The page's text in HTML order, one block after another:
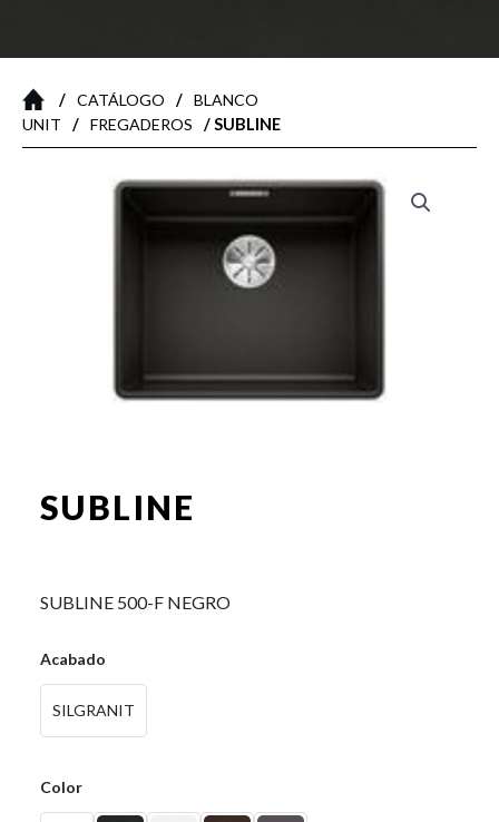
/ CATÁLOGO / BLANCO
UNIT
/ FREGADEROS / SUBLINE
SUBLINE
SUBLINE 500-F NEGRO
Acabado
SILGRANIT
Color